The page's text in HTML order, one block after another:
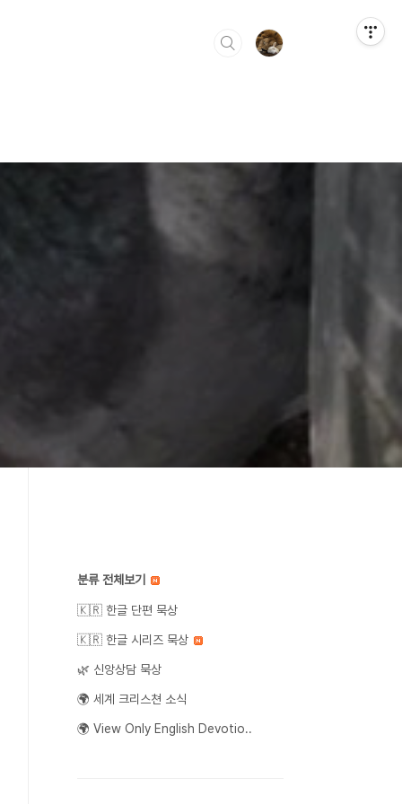
분류 전체보기
🇰🇷 한글 단편 묵상
🇰🇷 한글 시리즈 묵상
🌿 신앙상담 묵상
🌍 세계 크리스쳔 소식
🌍 View Only English Devotio..